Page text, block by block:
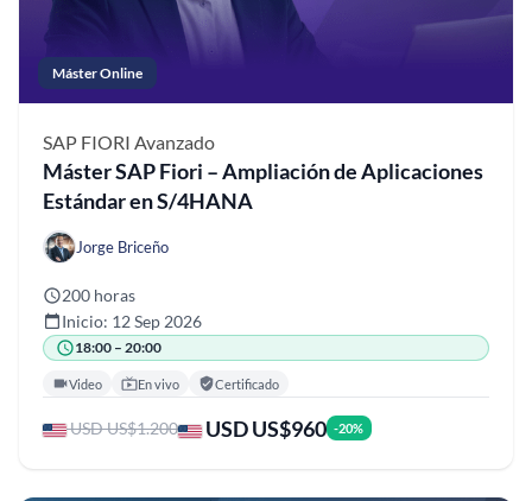
Máster Online
SAP FIORI Avanzado
Máster SAP Fiori – Ampliación de Aplicaciones
Estándar en S/4HANA
Jorge Briceño
200 horas
Inicio: 12 Sep 2026
18:00 – 20:00
Video En vivo Certificado
USD US$1.200 USD US$960 -20%